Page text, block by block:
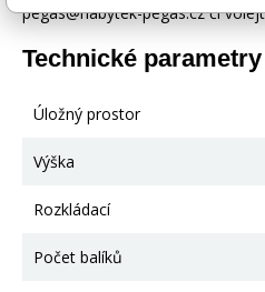
pegas@nabytek-pegas.cz či
Technické parametry
Úložný prostor
Výška
Rozkládací
Počet balíků